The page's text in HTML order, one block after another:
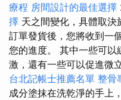
療程 房間設計的最佳選擇
擇 天之間變化，具體取決
訂單發貨後，您將收到一
您的進度。 其中一些可以
激，還有一些可以促進微
台北記帳士推薦名單 整骨
成分塗抹在洗乾淨的手上